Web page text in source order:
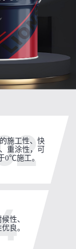
施工性、快
重涂性，可
0℃施工。
性、
良。